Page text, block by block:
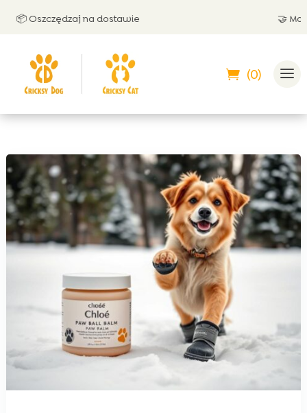
na dostawie 🤝 Możesz
(0)